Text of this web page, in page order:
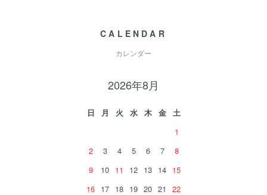
CALENDAR
カレンダー
2026年8月
日 月 火 水 木 金
土
1
2
3 4 5 6 7
8
9
10 11 12 13 14 15
16 17 18 19 20 21
22